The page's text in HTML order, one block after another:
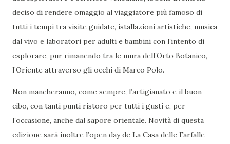
deciso di rendere omaggio al viaggiatore più famoso di
tutti i tempi tra visite guidate, istallazioni artistiche, musica
dal vivo e laboratori per adulti e bambini con l’intento di
esplorare, pur rimanendo tra le mura dell’Orto Botanico,
l’Oriente attraverso gli occhi di Marco Polo.
Non mancheranno, come sempre, l’artigianato e il buon
cibo, con tanti punti ristoro per tutti i gusti e, per
l’occasione, anche dal sapore orientale. Novità di questa
edizione sarà inoltre l’open day de La Casa delle Farfalle